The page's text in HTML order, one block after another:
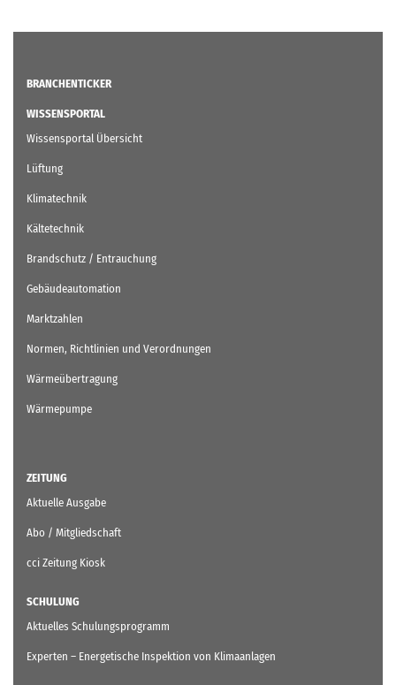
BRANCHENTICKER
WISSENSPORTAL
Wissensportal Übersicht
Lüftung
Klimatechnik
Kältetechnik
Brandschutz / Entrauchung
Gebäudeautomation
Marktzahlen
Normen, Richtlinien und Verordnungen
Wärmeübertragung
Wärmepumpe
ZEITUNG
Aktuelle Ausgabe
Abo / Mitgliedschaft
cci Zeitung Kiosk
SCHULUNG
Aktuelles Schulungsprogramm
Experten – Energetische Inspektion von Klimaanlagen